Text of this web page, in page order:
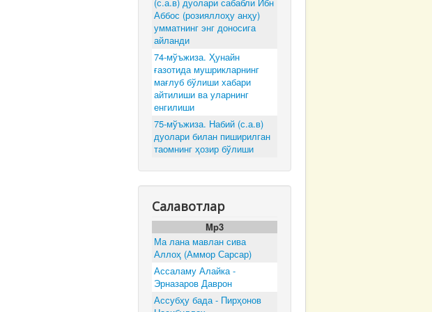
Аббос (розияллоҳу анҳу)
умматнинг энг доносига
айланди
74-мўъжиза. Ҳунайн
ғазотида мушрикларнинг
мағлуб бўлиши хабари
айтилиши ва уларнинг
енгилиши
75-мўъжиза. Набий (с.а.в)
дуолари билан пиширилган
таомнинг ҳозир бўлиши
Салавотлар
Mp3
Ма лана мавлан сива
Аллоҳ (Аммор Сарсар)
Ассаламу Алайка -
Эрназаров Даврон
Ассубҳу бада - Пирҳонов